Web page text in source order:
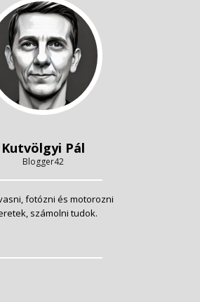
Kutvölgyi Pál
Blogger42
fotózni és motorozni
számolni tudok.